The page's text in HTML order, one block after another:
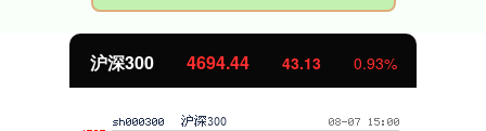
沪深300 4694.44 43.13 0.93%